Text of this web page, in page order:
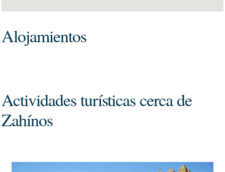
Alojamientos
Actividades turísticas cerca de
Zahínos